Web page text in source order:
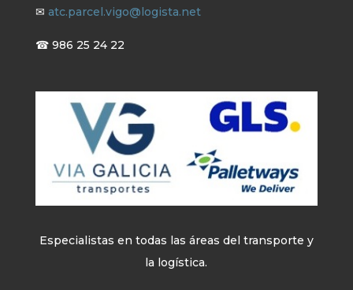
✉ atc.parcel.vigo@logista.net
☎ 986 25 24 22
Especialistas en todas las áreas del transporte y
la logística.